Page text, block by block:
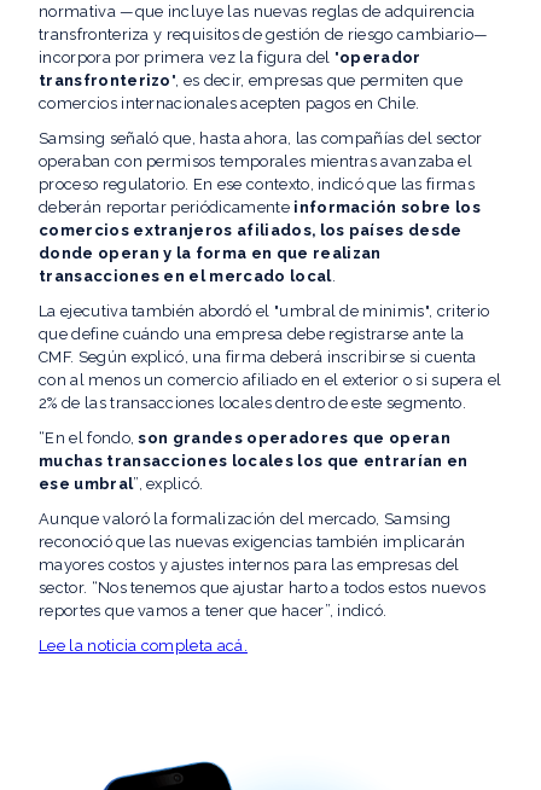
normativa —que incluye las nuevas reglas de adquirencia
transfronteriza y requisitos de gestión de riesgo cambiario—
incorpora por primera vez la figura del "operador
transfronterizo ", es decir, empresas que permiten que
comercios internacionales acepten pagos en Chile.
Samsing señaló que, hasta ahora, las compañías del sector
operaban con permisos temporales mientras avanzaba el
proceso regulatorio. En ese contexto, indicó que las firmas
deberán reportar periódicamente información sobre los
comercios extranjeros afiliados, los países desde
donde operan y la forma en que realizan
transacciones en el mercado local.
La ejecutiva también abordó el "umbral de minimis", criterio
que define cuándo una empresa debe registrarse ante la
CMF. Según explicó, una firma deberá inscribirse si cuenta
con al menos un comercio afiliado en el exterior o si supera el
2% de las transacciones locales dentro de este segmento.
“En el fondo,son grandes operadores que operan
muchas transacciones locales los que entrarían en
ese umbral”, explicó.
Aunque valoró la formalización del mercado, Samsing
reconoció que las nuevas exigencias también implicarán
mayores costos y ajustes internos para las empresas del
sector. “Nos tenemos que ajustar harto a todos estos nuevos
reportes que vamos a tener que hacer”, indicó.
Lee la noticia completa acá.